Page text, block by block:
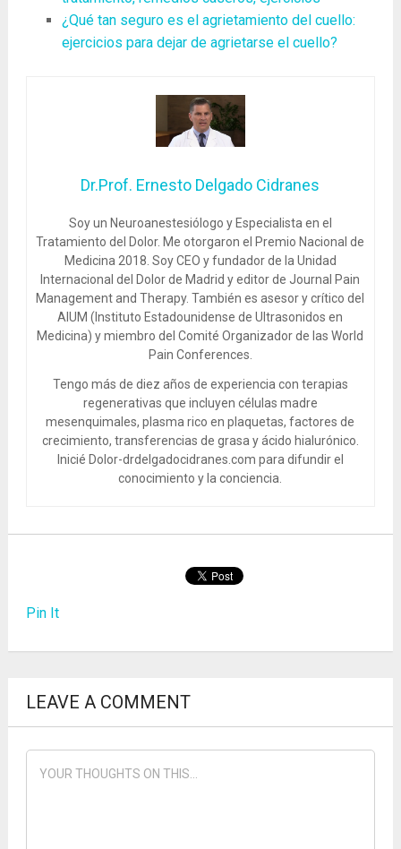
¿Qué tan seguro es el agrietamiento del cuello:
ejercicios para dejar de agrietarse el cuello?
Dr.Prof. Ernesto Delgado Cidranes
Soy un Neuroanestesiólogo y Especialista en el
Tratamiento del Dolor. Me otorgaron el Premio Nacional de
Medicina 2018. Soy CEO y fundador de la Unidad
Internacional del Dolor de Madrid y editor de Journal Pain
Management and Therapy. También es asesor y crítico del
AIUM (Instituto Estadounidense de Ultrasonidos en
Medicina) y miembro del Comité Organizador de las World
Pain Conferences.
Tengo más de diez años de experiencia con terapias
regenerativas que incluyen células madre
mesenquimales, plasma rico en plaquetas, factores de
crecimiento, transferencias de grasa y ácido hialurónico.
Inicié Dolor-drdelgadocidranes.com para difundir el
conocimiento y la conciencia.
Pin It
LEAVE A COMMENT